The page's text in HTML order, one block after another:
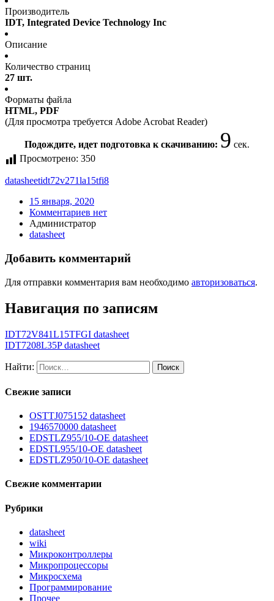
Производитель
IDT, Integrated Device Technology Inc
Описание
Количество страниц
27 шт.
Форматы файла
HTML, PDF
(Для просмотра требуется Adobe Acrobat Reader)
Подождите, идет подготовка к скачиванию: 9 сек.
Просмотрено: 350
datasheetidt72v271la15tfi8
15 января, 2020
Комментариев нет
Администратор
datasheet
Добавить комментарий
Для отправки комментария вам необходимо авторизоваться.
Навигация по записям
IDT72V841L15TFGI datasheet
IDT7208L35P datasheet
Найти:
Свежие записи
OSTTJ075152 datasheet
1946570000 datasheet
EDSTLZ955/10-OE datasheet
EDSTL955/10-OE datasheet
EDSTLZ950/10-OE datasheet
Свежие комментарии
Рубрики
datasheet
wiki
Микроконтроллеры
Микропроцессоры
Микросхема
Программирование
Прочее